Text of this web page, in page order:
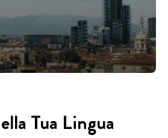
Tua Lingua